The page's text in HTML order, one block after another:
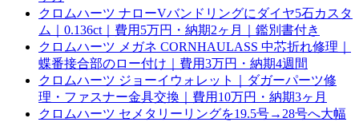
クロムハーツ ナローVバンドリングにダイヤ5石カスタ
ム｜0.136ct｜費用5万円・納期2ヶ月｜鑑別書付き
クロムハーツ メガネ CORNHAULASS 中芯折れ修理｜
蝶番接合部のロー付け｜費用3万円・納期4週間
クロムハーツ ジョーイウォレット｜ダガーパーツ修
理・ファスナー金具交換｜費用10万円・納期3ヶ月
クロムハーツ セメタリーリングを19.5号→28号へ大幅